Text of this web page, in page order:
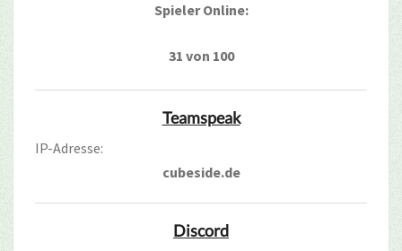
Spieler Online:
31 von 100
Teamspeak
IP-Adresse:
cubeside.de
Discord